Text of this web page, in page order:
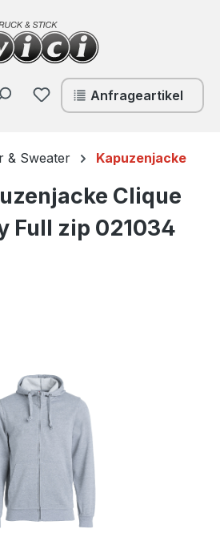
Du hast 0 Produkte auf
Anfrageartikel
& Sweater Kapuzenjacke
Clique
Full zip 021034